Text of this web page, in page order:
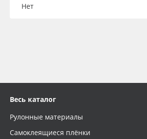
Нет
Весь каталог
Рулонные материалы
Самоклеящиеся плёнки